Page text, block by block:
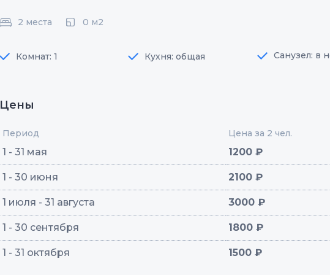
2 места 0 м2
Комнат: 1 Кухня: общая Санузел: в
Цены
Период Цена за 2 чел.
1 - 31 мая 1200 ₽
1 - 30 июня 2100 ₽
1 июля - 31 августа 3000 ₽
1 - 30 сентября 1800 ₽
1 - 31 октября 1500 ₽